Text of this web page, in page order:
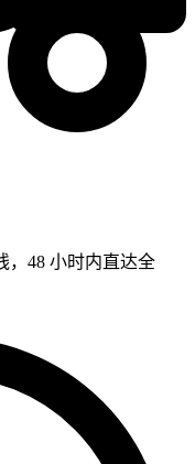
，48 小时内直达全